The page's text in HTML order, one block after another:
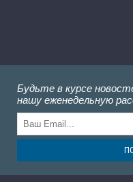
Будьте в курсе
нашу еженедельную